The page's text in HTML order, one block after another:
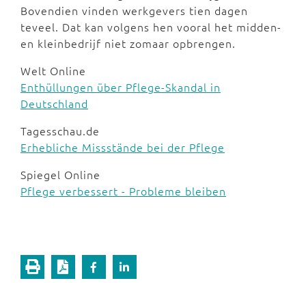
Bovendien vinden werkgevers tien dagen
teveel. Dat kan volgens hen vooral het midden-
en kleinbedrijf niet zomaar opbrengen.
Welt Online
Enthüllungen über Pflege-Skandal in
Deutschland
Tagesschau.de
Erhebliche Missstände bei der Pflege
Spiegel Online
Pflege verbessert - Probleme bleiben